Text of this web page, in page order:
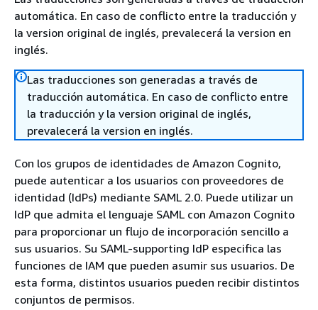
automática. En caso de conflicto entre la traducción y
la version original de inglés, prevalecerá la version en
inglés.
Las traducciones son generadas a través de
traducción automática. En caso de conflicto entre
la traducción y la version original de inglés,
prevalecerá la version en inglés.
Con los grupos de identidades de Amazon Cognito,
puede autenticar a los usuarios con proveedores de
identidad (IdPs) mediante SAML 2.0. Puede utilizar un
IdP que admita el lenguaje SAML con Amazon Cognito
para proporcionar un flujo de incorporación sencillo a
sus usuarios. Su SAML-supporting IdP especifica las
funciones de IAM que pueden asumir sus usuarios. De
esta forma, distintos usuarios pueden recibir distintos
conjuntos de permisos.